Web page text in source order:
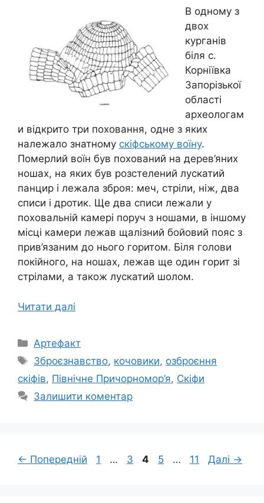
В одному з
двох
курганів
біля с.
Корніївка
Запорізької
області
археологам
и відкрито три поховання, одне з яких
належало знатному скіфському воїну.
Померлий воїн був похований на дерев’яних
ношах, на яких був розстелений лускатий
панцир і лежала зброя: меч, стріли, ніж, два
списи і дротик. Ще два списи лежали у
поховальній камері поруч з ношами, в іншому
місці камери лежав щалізний бойовий пояс з
прив’язаним до нього горитом. Біля голови
покійного, на ношах, лежав ще один горит зі
стрілами, а також лускатий шолом.
Читати далі
Категорії
Артефакт
Позначки
Зброєзнавство, кочовики, озброєння
скіфів, Північне Причорномор’я, Скіфи
Залишити коментар
← Попередній Сторінка
1 … Сторінка
3 Сторінка
4 Сторінка
5 … Сторінка
11 Далі →